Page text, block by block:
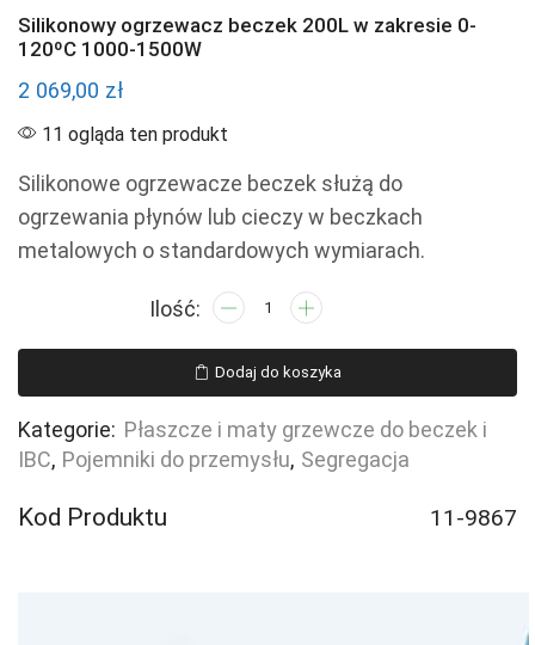
Silikonowy ogrzewacz beczek 200L w zakresie 0-
120ºC 1000-1500W
2 069,00 zł
11 ogląda ten produkt
Silikonowe ogrzewacze beczek służą do
ogrzewania płynów lub cieczy w beczkach
metalowych o standardowych wymiarach.
ilość
ogrzewacz
beczek
200L
w
Dodaj do koszyka
Kategorie: Płaszcze i maty grzewcze do beczek i
IBC, Pojemniki do przemysłu, Segregacja
Kod Produktu 11-9867